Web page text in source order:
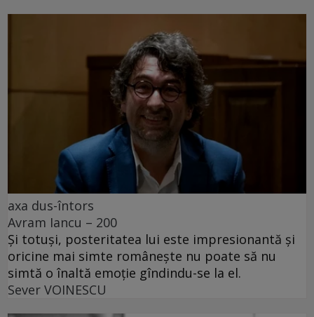
axa dus-întors
Avram Iancu – 200
Și totuși, posteritatea lui este impresionantă și
oricine mai simte românește nu poate să nu
simtă o înaltă emoție gîndindu-se la el.
Sever VOINESCU